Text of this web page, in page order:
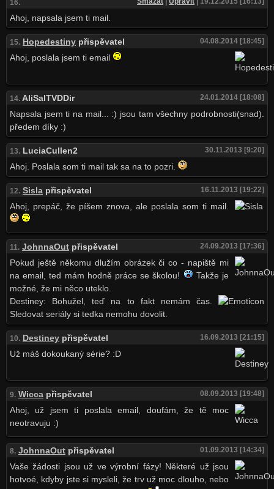
16.
Ahoj, napsala jsem ti mail.
15. Hopedestinypřispěvatel 04.08.2014 [18:45]
Ahoj, poslala jsem ti email
14.AliSalTVDDir 24.01.2014 [18:08]
Napsala jsem ti na mail... :) jsou tam všechny podrobnosti(snad).
předem díky :)
13.LuciaCullen2 30.11.2013 [9:20]
Ahoj. Poslala som ti mail tak sa na to pozri.
12. Sislapřispěvatel 16.11.2013 [19:22]
Ahoj, prepáč, že píšem znova, ale poslala som ti mail.
11. JohnnaOutpřispěvatel 24.09.2013 [17:36]
Pokud ještě někomu dlužím obrázek či co - napiště mi
na email, ted mám hodně práce se školou!
Takže je
možné, že mi něco uteklo.
Destiney: Bohužel, teď na to fakt nemám čas.
Sledovat seriály si tedka nemohu dovolit.
10. Destineypřispěvatel 16.09.2013 [21:15]
Už máš dokoukaný série? :D
9. Wiccapřispěvatel 08.09.2013 [19:48]
Ahoj, už jsem ti poslala email, doufám, že tě moc
neotravuju :)
8. JohnnaOutpřispěvatel 01.09.2013 [14:34]
Vaše žádosti jsou už ve výrobní fázy! Některé už jsou
hotvoé, kdyby jste si mysleli, že trv už moc dlouho, nebo